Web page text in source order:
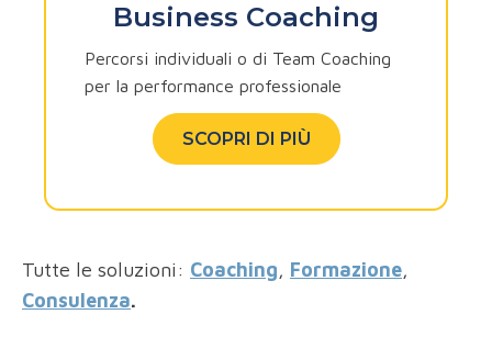
Business Coaching
Percorsi individuali o di Team Coaching
per la performance professionale
SCOPRI DI PIÙ
Tutte le soluzioni: Coaching, Formazione,
Consulenza.